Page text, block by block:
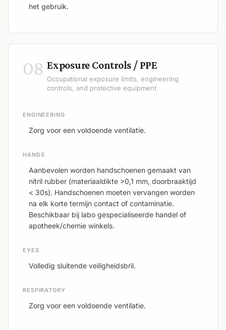
het gebruik.
08 Exposure Controls / PPE
Occupational exposure limits, engineering
controls, and protective equipment
ENGINEERING
Zorg voor een voldoende ventilatie.
HANDS
Aanbevolen worden handschoenen gemaakt van
nitril rubber (materiaaldikte >0,1 mm, doorbraaktijd
< 30s). Handschoenen moeten vervangen worden
na elk korte termijn contact of contaminatie.
Beschikbaar bij labo gespecialiseerde handel of
apotheek/chemie winkels.
EYES
Volledig sluitende veiligheidsbril.
RESPIRATORY
Zorg voor een voldoende ventilatie.